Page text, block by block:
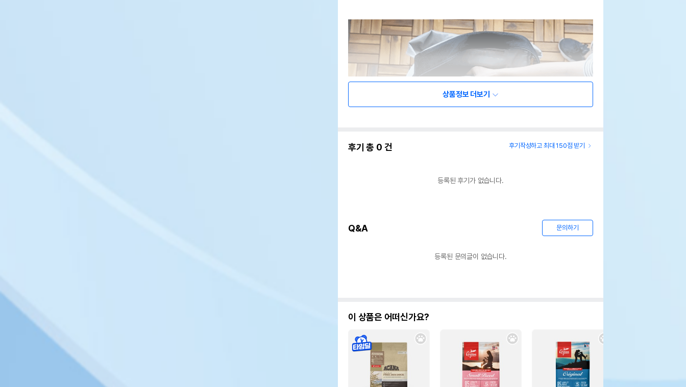
상품정보 더보기
후기 총 0 건 후기작성하고 최대 150점 받기
등록된 후기가 없습니다.
Q&A 문의하기
등록된 문의글이 없습니다.
이 상품은 어떠신가요?